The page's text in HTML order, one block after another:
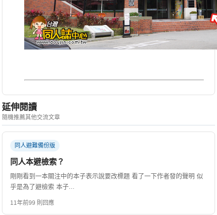
延伸閱讀
隨機推薦其他交流文章
同人避難備份版
同人本避檢索？
剛剛看到一本關注中的本子表示說要改標題 看了一下作者發的聲明 似
乎是為了避檢索 本子...
11年前99 則回應